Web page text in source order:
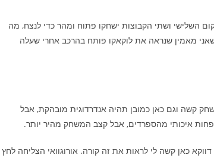
השלישי ושתי הקבוצות ישחקו פתוח ומהר כדי לנצח, מה
מאמין שנראה את לוקאקו פותח בהרכב אחרי שעלה
קשה וגם כאן כמובן תהיה אנדרדוגית מובהקת, אבל
פחות איכותי מהספרדים, אבל קצב המשחק מהיר יותר.
כאן קשה לי לראות את זה קורה. אורוגוואי הצליחה לחץ